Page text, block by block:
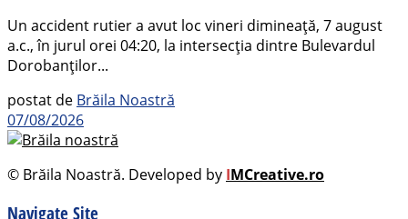
Un accident rutier a avut loc vineri dimineață, 7 august
a.c., în jurul orei 04:20, la intersecția dintre Bulevardul
Dorobanților...
postat de Brăila Noastră
07/08/2026
© Brăila Noastră. Developed by IMCreative.ro
Navigate Site